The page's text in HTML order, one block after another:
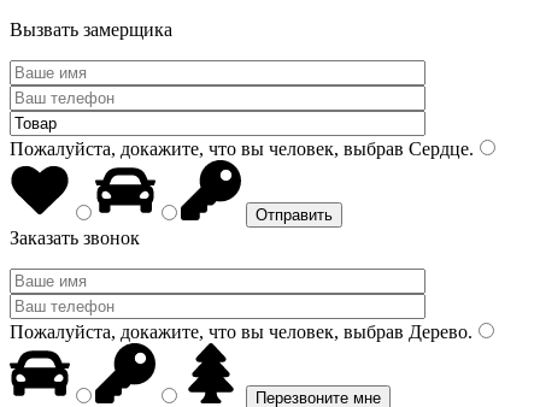
Вызвать замерщика
Пожалуйста, докажите, что вы человек, выбрав Сердце.
Заказать звонок
Пожалуйста, докажите, что вы человек, выбрав Дерево.